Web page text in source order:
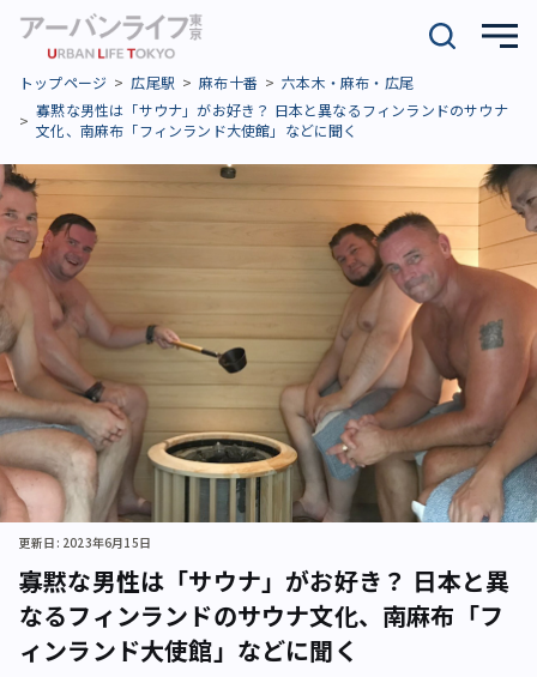
トップページ 広尾駅 麻布十番
六本木・麻布・広尾
寡黙な男性は「サウナ」がお好き？ 日本と異なるフィンランドのサウナ
文化、南麻布「フィンランド大使館」などに聞く
寡黙な男性は「サウナ」がお好き？ 日本と異
なるフィンランドのサウナ文化、南麻布「フ
ィンランド大使館」などに聞く
更新日: 2023年6月15日